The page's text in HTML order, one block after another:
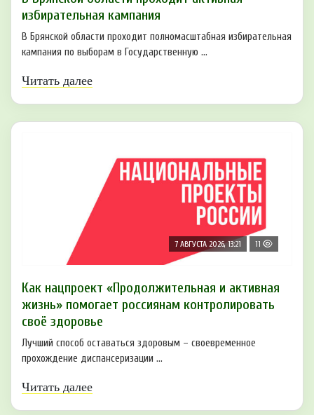
избирательная кампания
В Брянской области проходит полномасштабная избирательная
кампания по выборам в Государственную ...
Читать далее
7 АВГУСТА 2026, 13:21 11
Как нацпроект «Продолжительная и активная
жизнь» помогает россиянам контролировать
своё здоровье
Лучший способ оставаться здоровым – своевременное
прохождение диспансеризации ...
Читать далее